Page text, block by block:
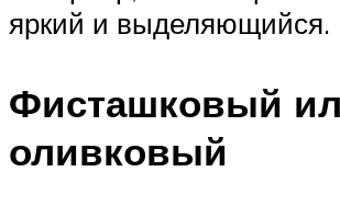
яркий и выделяющийся.
Фисташковый
оливковый